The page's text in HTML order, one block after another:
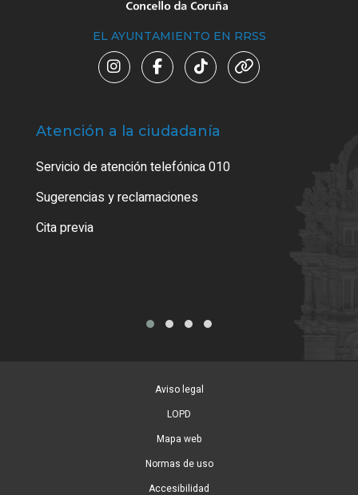
EL AYUNTAMIENTO EN RRSS
Atención a la ciudadanía
Servicio de atención telefónica 010
Sugerencias y reclamaciones
Cita previa
Aviso legal
LOPD
Mapa web
Normas de uso
Accesibilidad